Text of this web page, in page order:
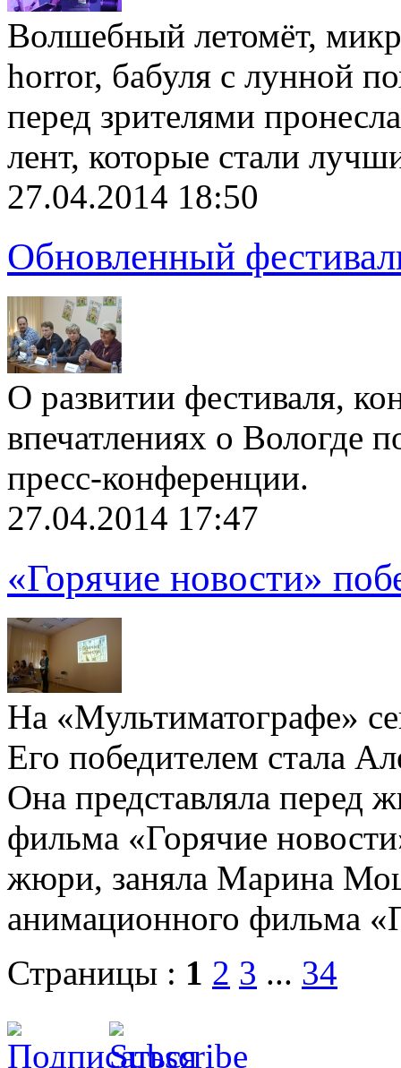
Волшебный летомёт,
horror, бабуля с лунной
перед зрителями
лент, которые стали
27.04.2014 18:50
Обновленный
О развитии фестиваля,
впечатлениях о Вологде
пресс-конференции.
27.04.2014 17:47
«Горячие новости»
На «Мультиматографе»
Его победителем стала
Она представляла перед
фильма «Горячие
жюри, заняла Марина
анимационного фильма
Страницы : 1 2 3 ... 34